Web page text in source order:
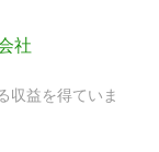
社
収益を得ていま